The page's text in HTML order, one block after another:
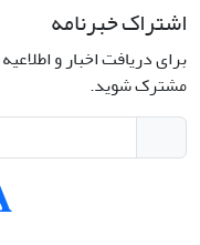
اشتراک خبرنامه
برای دریافت اخبار و
مشترک شوید.